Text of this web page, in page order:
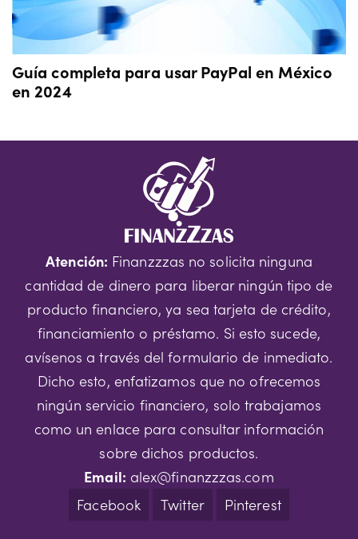
Guía completa para usar PayPal en México
en 2024
Atención: Finanzzzas no solicita ninguna
cantidad de dinero para liberar ningún tipo de
producto financiero, ya sea tarjeta de crédito,
financiamiento o préstamo. Si esto sucede,
avísenos a través del formulario de inmediato.
Dicho esto, enfatizamos que no ofrecemos
ningún servicio financiero, solo trabajamos
como un enlace para consultar información
sobre dichos productos.
Email: alex@finanzzzas.com
Facebook
Twitter Pinterest